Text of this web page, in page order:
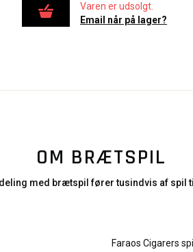
Varen er udsolgt.
Email når på lager?
OM BRÆTSPIL
med brætspil fører tusindvis af spil
Faraos Cigarers